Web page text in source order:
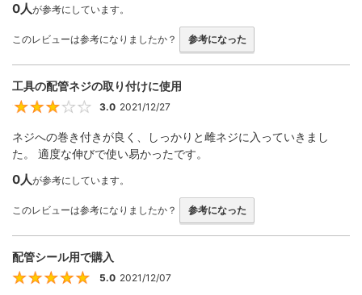
0人が参考にしています。
このレビューは参考になりましたか？ 参考になった
工具の配管ネジの取り付けに使用
3.0 2021/12/27
ネジへの巻き付きが良く、しっかりと雌ネジに入っていきまし
た。 適度な伸びで使い易かったです。
0人が参考にしています。
このレビューは参考になりましたか？ 参考になった
配管シール用で購入
5.0 2021/12/07